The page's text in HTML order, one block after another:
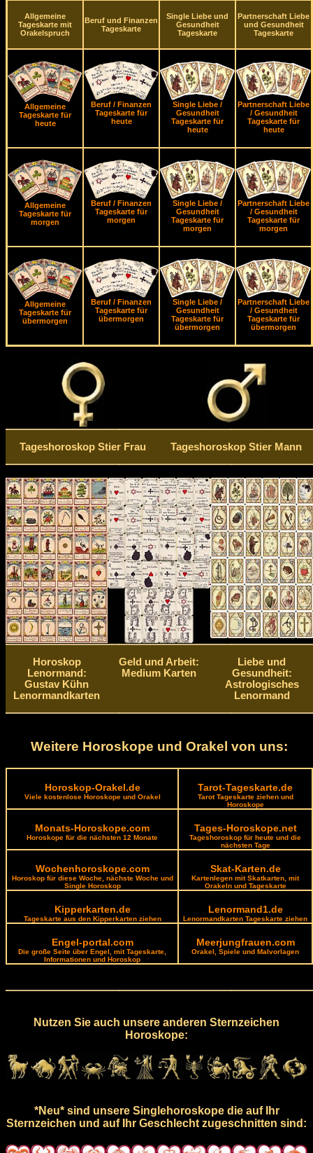
Allgemeine
Tageskarte mit
Orakelspruch
Beruf und Finanzen
Tageskarte
Single Liebe und
Gesundheit
Tageskarte
Partnerschaft Liebe
und Gesundheit
Tageskarte
Allgemeine
Tageskarte für
heute
Beruf / Finanzen
Tageskarte für
heute
Single Liebe /
Gesundheit
Tageskarte für
heute
Partnerschaft Liebe
/ Gesundheit
Tageskarte für
heute
Allgemeine
Tageskarte für
morgen
Beruf / Finanzen
Tageskarte für
morgen
Single Liebe /
Gesundheit
Tageskarte für
morgen
Partnerschaft Liebe
/ Gesundheit
Tageskarte für
morgen
Allgemeine
Tageskarte für
übermorgen
Beruf / Finanzen
Tageskarte für
übermorgen
Single Liebe /
Gesundheit
Tageskarte für
übermorgen
Partnerschaft Liebe
/ Gesundheit
Tageskarte für
übermorgen
Tageshoroskop Stier Frau Tageshoroskop Stier Mann
Horoskop
Lenormand:
Gustav Kühn
Lenormandkarten
Geld und Arbeit:
Medium Karten
Liebe und
Gesundheit:
Astrologisches
Lenormand
Weitere Horoskope und Orakel von uns:
Horoskop-Orakel.de
Viele kostenlose Horoskope und Orakel
Tarot-Tageskarte.de
Tarot Tageskarte ziehen und
Horoskope
Monats-Horoskope.com
Horoskope für die nächsten 12 Monate
Tages-Horoskope.net
Tageshoroskop für heute und die
nächsten Tage
Wochenhoroskope.com
Horoskop für diese Woche, nächste Woche und
Single Horoskop
Skat-Karten.de
Kartenlegen mit Skatkarten, mit
Orakeln und Tageskarte
Kipperkarten.de
Tageskarte aus den Kipperkarten ziehen
Lenormand1.de
Lenormandkarten Tageskarte ziehen
Engel-portal.com
Die große Seite über Engel, mit Tageskarte,
Informationen und Horoskop
Meerjungfrauen.com
Orakel, Spiele und Malvorlagen
Nutzen Sie auch unsere anderen Sternzeichen
Horoskope:
*Neu* sind unsere Singlehoroskope die auf Ihr
Sternzeichen und auf Ihr Geschlecht zugeschnitten sind: